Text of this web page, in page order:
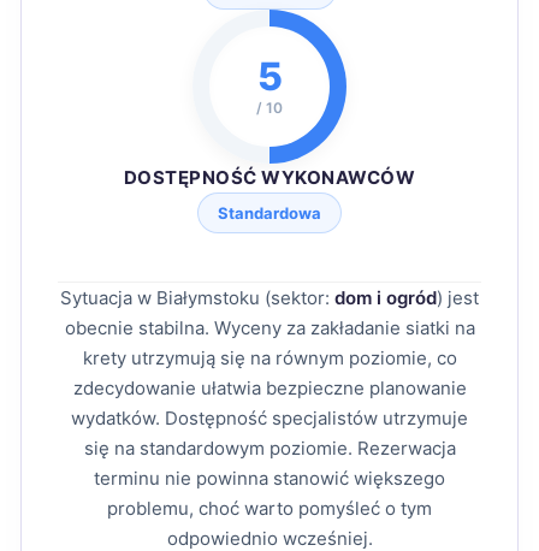
5
/ 10
DOSTĘPNOŚĆ WYKONAWCÓW
Standardowa
Sytuacja w Białymstoku (sektor: dom i ogród) jest
obecnie stabilna. Wyceny za zakładanie siatki na
krety utrzymują się na równym poziomie, co
zdecydowanie ułatwia bezpieczne planowanie
wydatków. Dostępność specjalistów utrzymuje
się na standardowym poziomie. Rezerwacja
terminu nie powinna stanowić większego
problemu, choć warto pomyśleć o tym
odpowiednio wcześniej.